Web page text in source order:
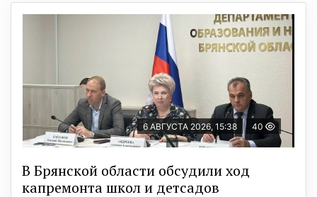
6 АВГУСТА 2026, 15:38 40
В Брянской области обсудили ход
капремонта школ и детсадов